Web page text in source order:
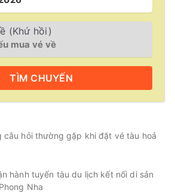
(Khứ hồi)
TÌM CHUYẾN
câu hỏi thường gặp khi đặt vé tàu hoả
hành tuyến tàu du lịch kết nối di sản
Nha